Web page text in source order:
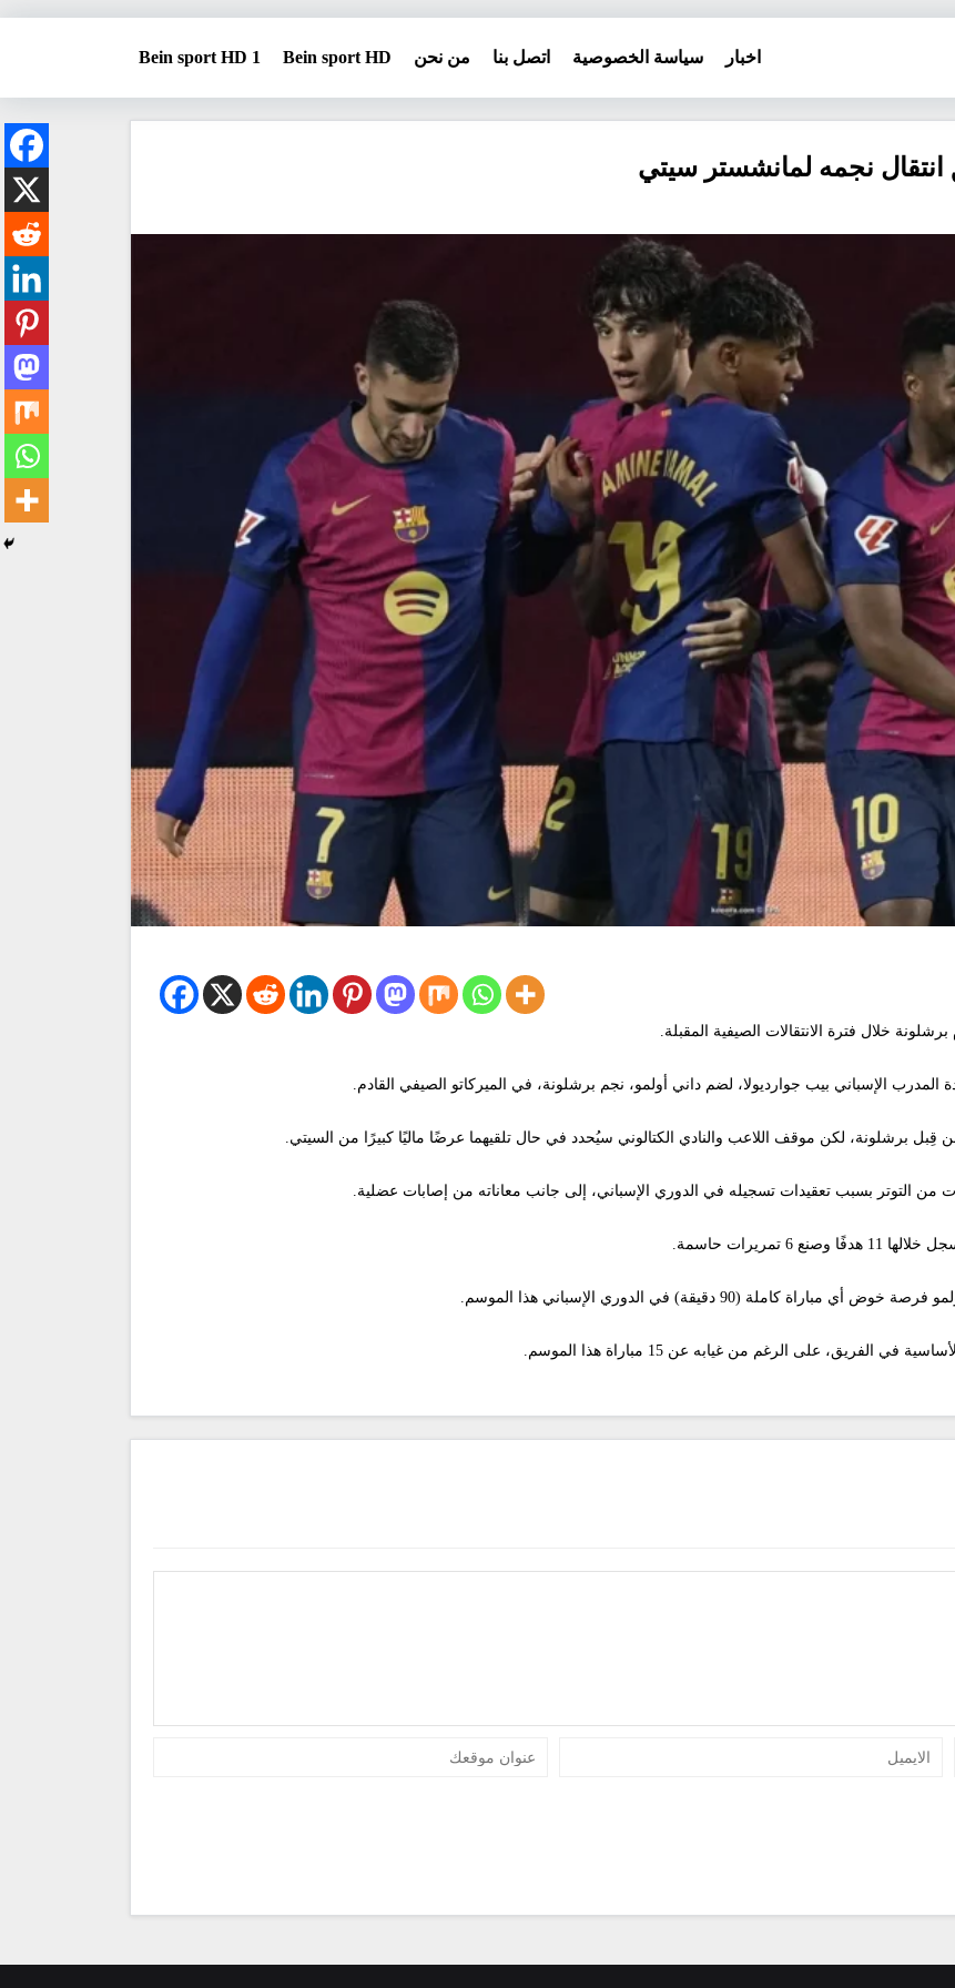
اخبار سياسة الخصوصية اتصل بنا من نحن Bein sport HD
Bein sport HD 1
نجمه لمانشستر سيتي
خلال فترة الانتقالات الصيفية المقبلة.
المدرب الإسباني بيب جوارديولا، لضم داني أولمو، نجم برشلونة، في الميركاتو الصيفي القادم.
قِبل برشلونة، لكن موقف اللاعب والنادي الكتالوني سيُحدد في حال تلقيهما عرضًا ماليًا كبيرًا من السيتي.
التوتر بسبب تعقيدات تسجيله في الدوري الإسباني، إلى جانب معاناته من إصابات عضلية.
(90 دقيقة) في الدوري الإسباني هذا الموسم.
على الرغم من غيابه عن 15 مباراة هذا الموسم.